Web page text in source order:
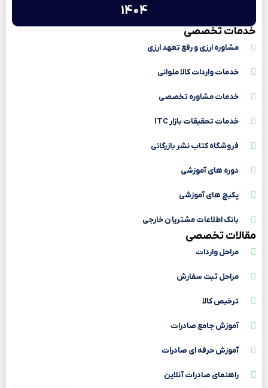
1404
خدمات تخصصی
مشاوره ارزی و رفع تعهد ارزی
خدمات واردات کالا ملوانی
خدمات مشاوره تخصصی
خدمات تحقیقات بازار ITC
فروشگاه کتاب نشر بازرگانی
دوره های آموزشی
پکیچ های آموزشی
بانک اطلاعات مشتریا ن خارجی
مقالات تخصصی
مراحل واردات
مراحل ثبت سفارش
ترخیص کالا
آموزش جامع صادرات
آموزش حرفه ای صادرات
راهنمای صادرات آنلاین